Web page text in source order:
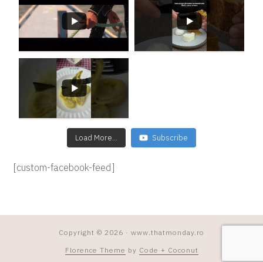
Load More... Subscribe
[custom-facebook-feed]
Copyright © 2026 · www.thatmonday.ro
Florence Theme by Code + Coconut